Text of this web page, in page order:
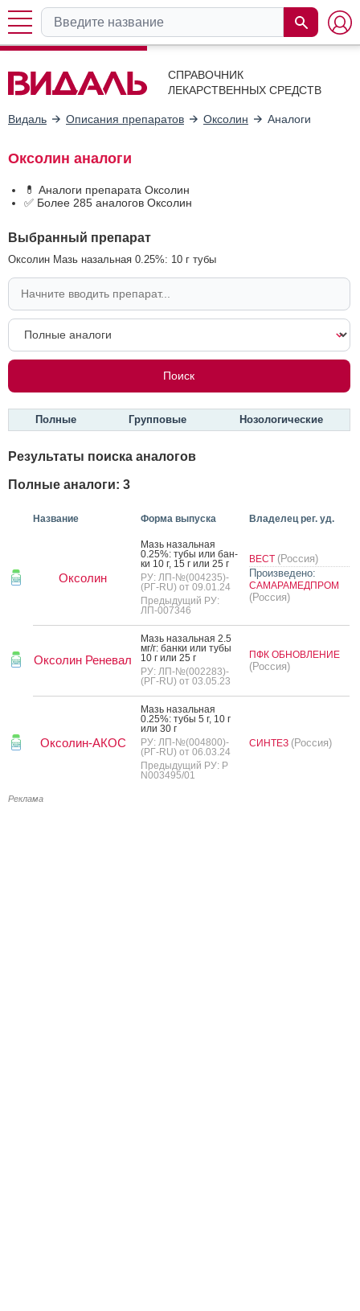
СПРАВОЧНИК
ЛЕКАРСТВЕННЫХ СРЕДСТВ
Видаль Описания препаратов Оксолин Аналоги
Оксолин аналоги
💊 Аналоги препарата Оксолин
✅ Более 285 аналогов Оксолин
Выбранный препарат
Оксолин Мазь назальная 0.25%: 10 г тубы
Полные Групповые Нозологические
Результаты поиска аналогов
Полные аналоги: 3
Название Форма выпуска Владелец рег. уд.
Оксолин
Мазь на­заль­ная
0.25%: ту­бы или бан­
ки 10 г, 15 г или 25 г
РУ: ЛП-№(004235)-
(РГ-RU) от 09.01.24
Предыдущий РУ:
ЛП-007346
ВЕСТ (Россия)
Произведено:
САМАРАМЕДПРОМ
(Россия)
Оксолин Реневал
Мазь на­заль­ная 2.5
мг/г: бан­ки или ту­бы
10 г или 25 г
РУ: ЛП-№(002283)-
(РГ-RU) от 03.05.23
ПФК ОБНОВЛЕНИЕ
(Россия)
Оксолин-АКОС
Мазь на­заль­ная
0.25%: ту­бы 5 г, 10 г
или 30 г
РУ: ЛП-№(004800)-
(РГ-RU) от 06.03.24
Предыдущий РУ: Р
N003495/01
СИНТЕЗ (Россия)
Реклама